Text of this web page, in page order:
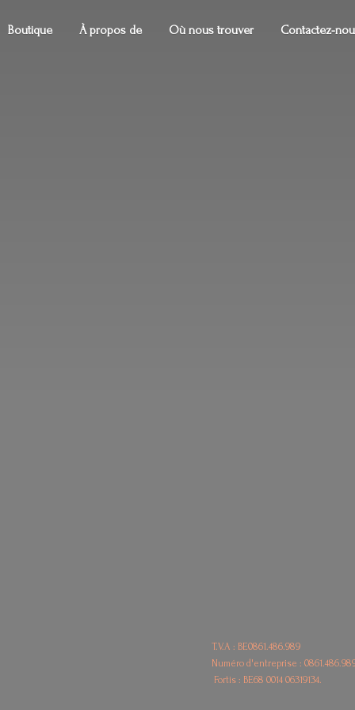
Boutique À propos de Où nous trouver Contactez-
T.V.A : BE0861.486.989
Numéro d'entreprise :
Fortis : BE68 0014 06319134.